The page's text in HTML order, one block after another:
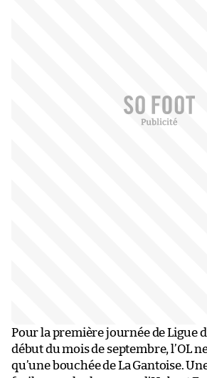
Pour la première journée de Ligue
début du mois de septembre, l’OL
qu’une bouchée de La Gantoise.